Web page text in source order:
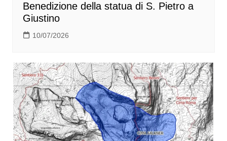
Benedizione della statua di S. Pietro a
Giustino
10/07/2026